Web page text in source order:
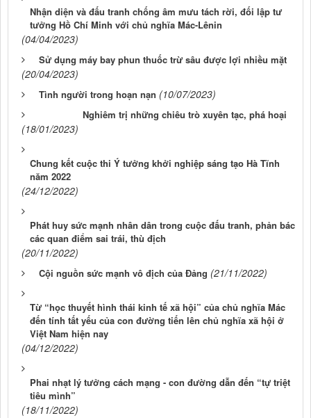
Nhận diện và đấu tranh chống âm mưu tách rời, đối lập tư
tưởng Hồ Chí Minh với chủ nghĩa Mác-Lênin
(04/04/2023)
Sử dụng máy bay phun thuốc trừ sâu được lợi nhiều mặt
(20/04/2023)
Tình người trong hoạn nạn (10/07/2023)
Nghiêm trị những chiêu trò xuyên tạc, phá hoại
(18/01/2023)
Chung kết cuộc thi Ý tưởng khởi nghiệp sáng tạo Hà Tĩnh
năm 2022
(24/12/2022)
Phát huy sức mạnh nhân dân trong cuộc đấu tranh, phản bác
các quan điểm sai trái, thù địch
(20/11/2022)
Cội nguồn sức mạnh vô địch của Đảng (21/11/2022)
Từ “học thuyết hình thái kinh tế xã hội” của chủ nghĩa Mác
đến tính tất yếu của con đường tiến lên chủ nghĩa xã hội ở
Việt Nam hiện nay
(04/12/2022)
Phai nhạt lý tưởng cách mạng - con đường dẫn đến “tự triệt
tiêu mình”
(18/11/2022)